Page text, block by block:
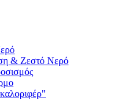
& Ζεστό Νερό